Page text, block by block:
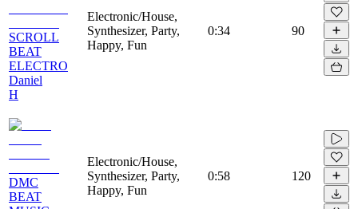
SCROLL
BEAT
ELECTRO
Daniel
H
Electronic/House,
Synthesizer, Party,
Happy, Fun
0:34 90
DMC
BEAT
Electronic/House,
Synthesizer, Party,
Happy, Fun
0:58 120